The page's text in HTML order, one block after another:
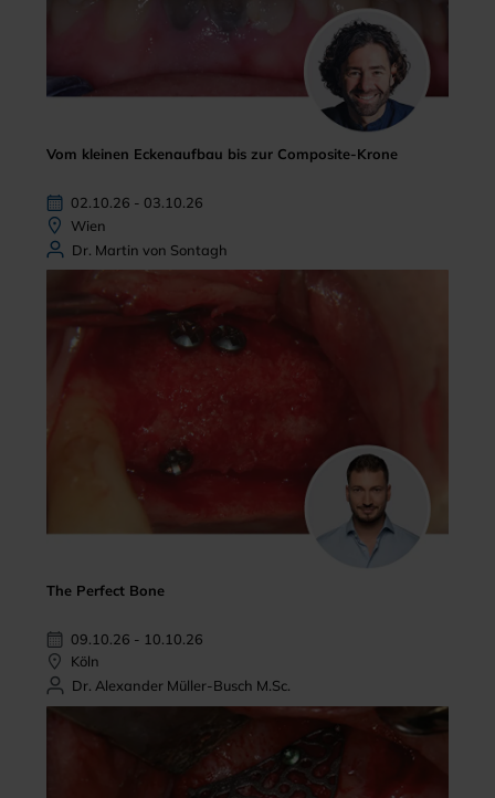
Vom kleinen Eckenaufbau bis zur Composite-Krone
02.10.26 - 03.10.26
Wien
Dr. Martin von Sontagh
The Perfect Bone
09.10.26 - 10.10.26
Köln
Dr. Alexander Müller-Busch M.Sc.